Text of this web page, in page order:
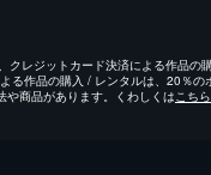
クレジットカード決済による作品の
る作品の購入 / レンタルは、20％の
や商品があります。くわしくはこちら